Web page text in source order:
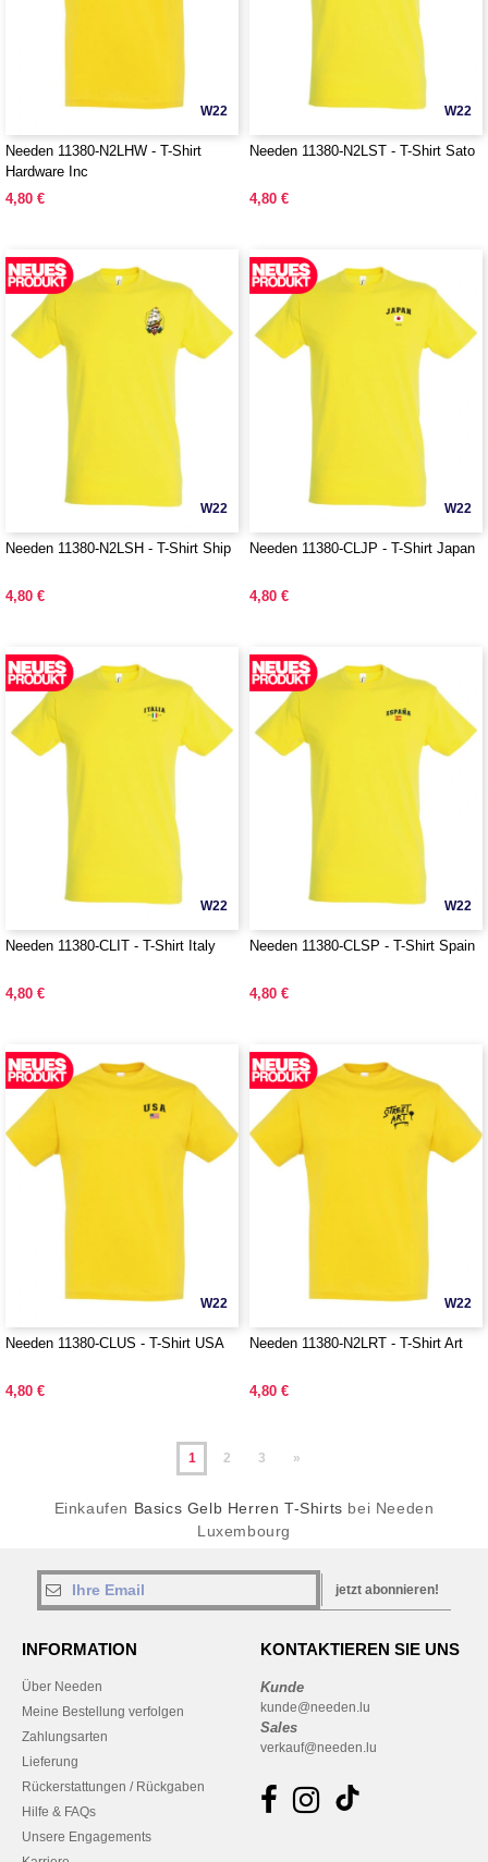
W22
Needen 11380-N2LHW - T-Shirt
Hardware Inc
4,80 €
W22
Needen 11380-N2LST - T-Shirt Sato
4,80 €
W22
Needen 11380-N2LSH - T-Shirt Ship
4,80 €
W22
Needen 11380-CLJP - T-Shirt Japan
4,80 €
W22
Needen 11380-CLIT - T-Shirt Italy
4,80 €
W22
Needen 11380-CLSP - T-Shirt Spain
4,80 €
W22
Needen 11380-CLUS - T-Shirt USA
4,80 €
W22
Needen 11380-N2LRT - T-Shirt Art
4,80 €
1 2 3 »
Einkaufen Basics Gelb Herren T-Shirts bei Needen
Luxembourg
jetzt abonnieren!
INFORMATION
Über Needen
Meine Bestellung verfolgen
Zahlungsarten
Lieferung
Rückerstattungen / Rückgaben
Hilfe & FAQs
Unsere Engagements
KONTAKTIEREN SIE UNS
Kunde
kunde@needen.lu
Sales
verkauf@needen.lu